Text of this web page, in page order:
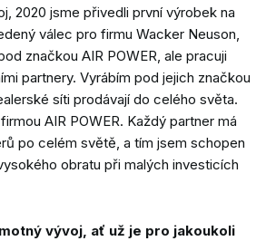
2020 jsme přivedli první výrobek na
válec pro firmu Wacker Neuson,
značkou AIR POWER, ale pracuji
partnery. Vyrábím pod jejich značkou
síti prodávají do celého světa.
AIR POWER. Každý partner má
po celém světě, a tím jsem schopen
obratu při malých investicích
vývoj, ať už je pro jakoukoli